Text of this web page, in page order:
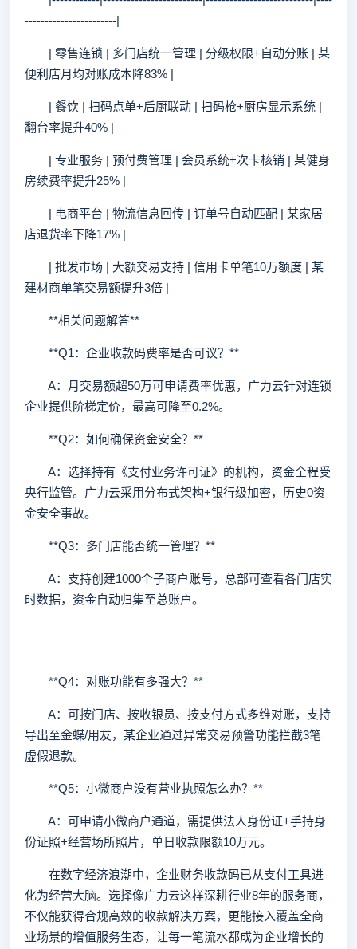
-----------------------|
| 零售连锁 | 多门店统一管理 | 分级权限+自动分账 | 某
便利店月均对账成本降83% |
| 餐饮 | 扫码点单+后厨联动 | 扫码枪+厨房显示系统 |
翻台率提升40% |
| 专业服务 | 预付费管理 | 会员系统+次卡核销 | 某健身
房续费率提升25% |
| 电商平台 | 物流信息回传 | 订单号自动匹配 | 某家居
店退货率下降17% |
| 批发市场 | 大额交易支持 | 信用卡单笔10万额度 | 某
建材商单笔交易额提升3倍 |
**相关问题解答**
**Q1：企业收款码费率是否可议？**
A：月交易额超50万可申请费率优惠，广力云针对连锁
企业提供阶梯定价，最高可降至0.2%。
**Q2：如何确保资金安全？**
A：选择持有《支付业务许可证》的机构，资金全程受
央行监管。广力云采用分布式架构+银行级加密，历史0资
金安全事故。
**Q3：多门店能否统一管理？**
A：支持创建1000个子商户账号，总部可查看各门店实
时数据，资金自动归集至总账户。
**Q4：对账功能有多强大？**
A：可按门店、按收银员、按支付方式多维对账，支持
导出至金蝶/用友，某企业通过异常交易预警功能拦截3笔
虚假退款。
**Q5：小微商户没有营业执照怎么办？**
A：可申请小微商户通道，需提供法人身份证+手持身
份证照+经营场所照片，单日收款限额10万元。
在数字经济浪潮中，企业财务收款码已从支付工具进
化为经营大脑。选择像广力云这样深耕行业8年的服务商，
不仅能获得合规高效的收款解决方案，更能接入覆盖全商
业场景的增值服务生态，让每一笔流水都成为企业增长的